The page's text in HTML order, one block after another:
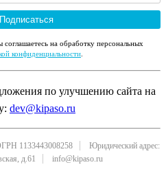
Подписаться
на обработку персональных
конфиденциальности
по улучшению сайта на
dev@kipaso.ru
1133443008258
Юридический адрес:
д.61
info@kipaso.ru